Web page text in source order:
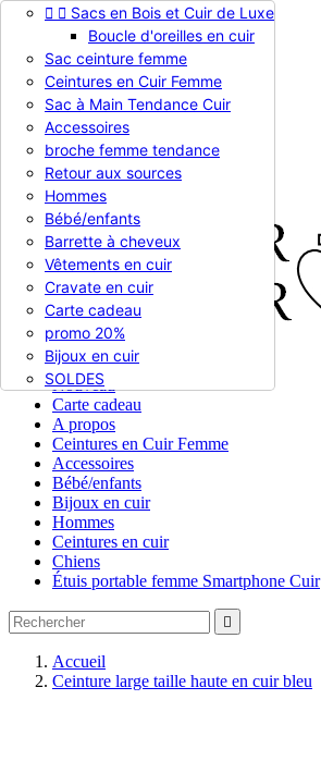
Appelez-nous :0786510612
EUR € 
EUR €
RUB RUB
Connexion
shopping_cart Panier (0)
  En stock
  Sacs en Bois et Cuir de Luxe
Boucle d'oreilles en cuir
Sac ceinture femme
Ceintures en Cuir Femme
Sac à Main Tendance Cuir
Accessoires
broche femme tendance
Retour aux sources
Hommes
Bébé/enfants
Barrette à cheveux
Vêtements en cuir
Cravate en cuir
Carte cadeau
promo 20%
Bijoux en cuir
SOLDES
Nouveau
Carte cadeau
A propos
Ceintures en Cuir Femme
Accessoires
Bébé/enfants
Bijoux en cuir
Hommes
Ceintures en cuir
Chiens
Étuis portable femme Smartphone Cuir

Accueil
Ceinture large taille haute en cuir bleu